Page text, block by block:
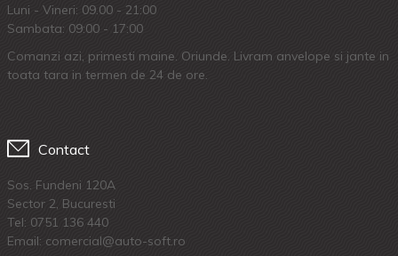
Luni - Vineri: 09.00 - 21:00
Sambata: 09:00 - 17:00
Comanzi azi, primesti maine. Oriunde. Livram anvelope si jante in
toata tara in termen de 24 de ore.
Contact
Sos. Fundeni 120A
Sector 2, Bucuresti
Tel: 0751 136 440
Email: comercial@auto-soft.ro